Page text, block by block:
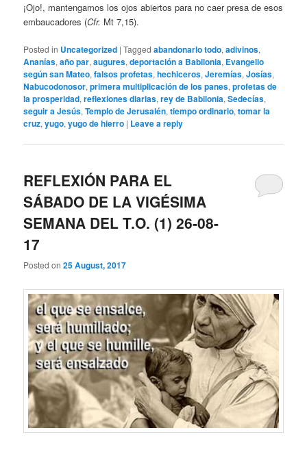
¡Ojo!, mantengamos los ojos abiertos para no caer presa de esos
embaucadores (Cfr. Mt 7,15).
Posted in Uncategorized |Tagged abandonarlo todo,adivinos,
Ananías,año par,augures,deportación a Babilonia, Evangelio
según san Mateo,falsos profetas,hechiceros,Jeremías,Josías,
Nabucodonosor,primera multiplicación de los panes,profetas de
la prosperidad,reflexiones diarias,rey de Babilonia,Sedecías,
seguir a Jesús,Templo de Jerusalén,tiempo ordinario,tomar la
cruz,yugo,yugo de hierro | Leave a reply
REFLEXIÓN PARA EL
SÁBADO DE LA VIGÉSIMA
SEMANA DEL T.O. (1) 26-08-
17
Posted on25 August, 2017